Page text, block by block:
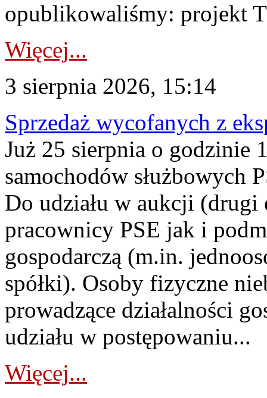
opublikowaliśmy: projekt
Więcej...
3 sierpnia 2026, 15:14
Sprzedaż wycofanych z
Już 25 sierpnia o godzinie
samochodów służbowych
Do udziału w aukcji (drugi
pracownicy PSE jak i
gospodarczą (m.in.
spółki). Osoby fizyczne
prowadzące działalności
udziału w postępowaniu...
Więcej...